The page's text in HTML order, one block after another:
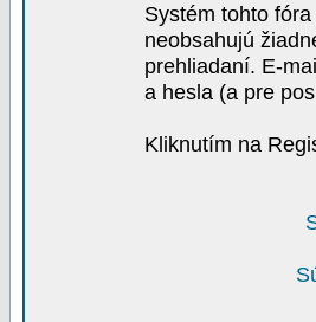
Systém tohto
neobsahujú
prehliadaní. E-
a hesla (a pre
Kliknutím na